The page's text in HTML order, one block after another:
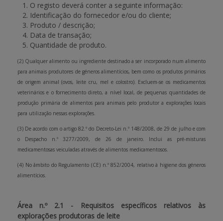
O registo deverá conter a seguinte informação:
Identificação do fornecedor e/ou do cliente;
Produto / descrição;
Data de transação;
Quantidade de produto.
(2) Qualquer alimento ou ingrediente destinado a ser incorporado num alimento
para animais produtores de géneros alimentícios, bem como os produtos primários
de origem animal (ovos, leite cru, mel e colostro). Excluem-se os medicamentos
veterinários e o fornecimento direto, a nível local, de pequenas quantidades de
produção primária de alimentos para animais pelo produtor a explorações locais
para utilização nessas explorações.
(3) De acordo com o artigo 82.º do Decreto-Lei n.º 148/2008, de 29 de julho e com
o Despacho n.º 3277/2009, de 26 de janeiro. Inclui as pré-misturas
medicamentosas veiculadas através de alimentos medicamentosos.
(4) No âmbito do Regulamento (CE) n.º 852/2004, relativo à higiene dos géneros
alimentícios.
Área n.º 2.1 - Requisitos específicos relativos às
explorações produtoras de leite